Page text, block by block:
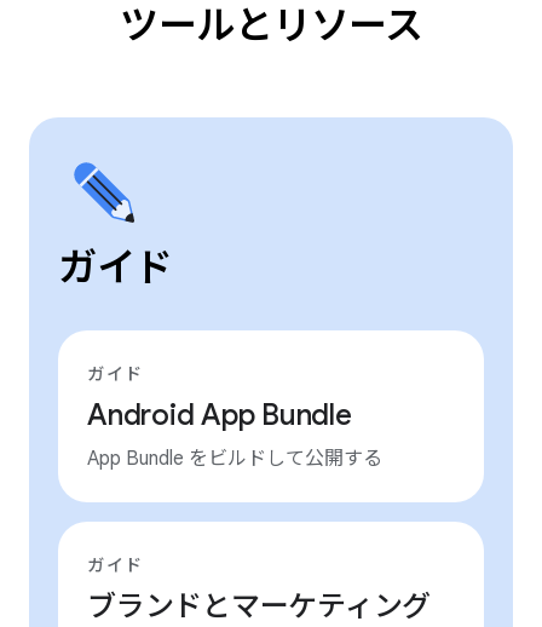
ツールとリソース
ガイド
ガイド
Android App Bundle
App Bundle をビルドして公開する
ガイド
ブランドとマーケティング